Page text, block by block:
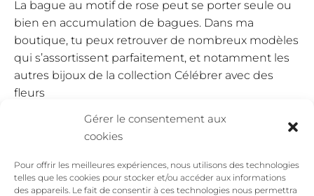
Gérer le consentement aux
cookies
Pour offrir les meilleures expériences, nous utilisons des technologies
telles que les cookies pour stocker et/ou accéder aux informations
des appareils. Le fait de consentir à ces technologies nous permettra
La bague au motif de rose peut se porter seule ou
bien en accumulation de bagues. Dans ma
boutique, tu peux retrouver de nombreux modèles
qui s’assortissent parfaitement, et notamment les
autres bijoux de la collection Célébrer avec des
fleurs
Soutenez l’association CARE
bague